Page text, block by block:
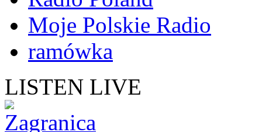
Moje Polskie Radio
ramówka
LISTEN LIVE